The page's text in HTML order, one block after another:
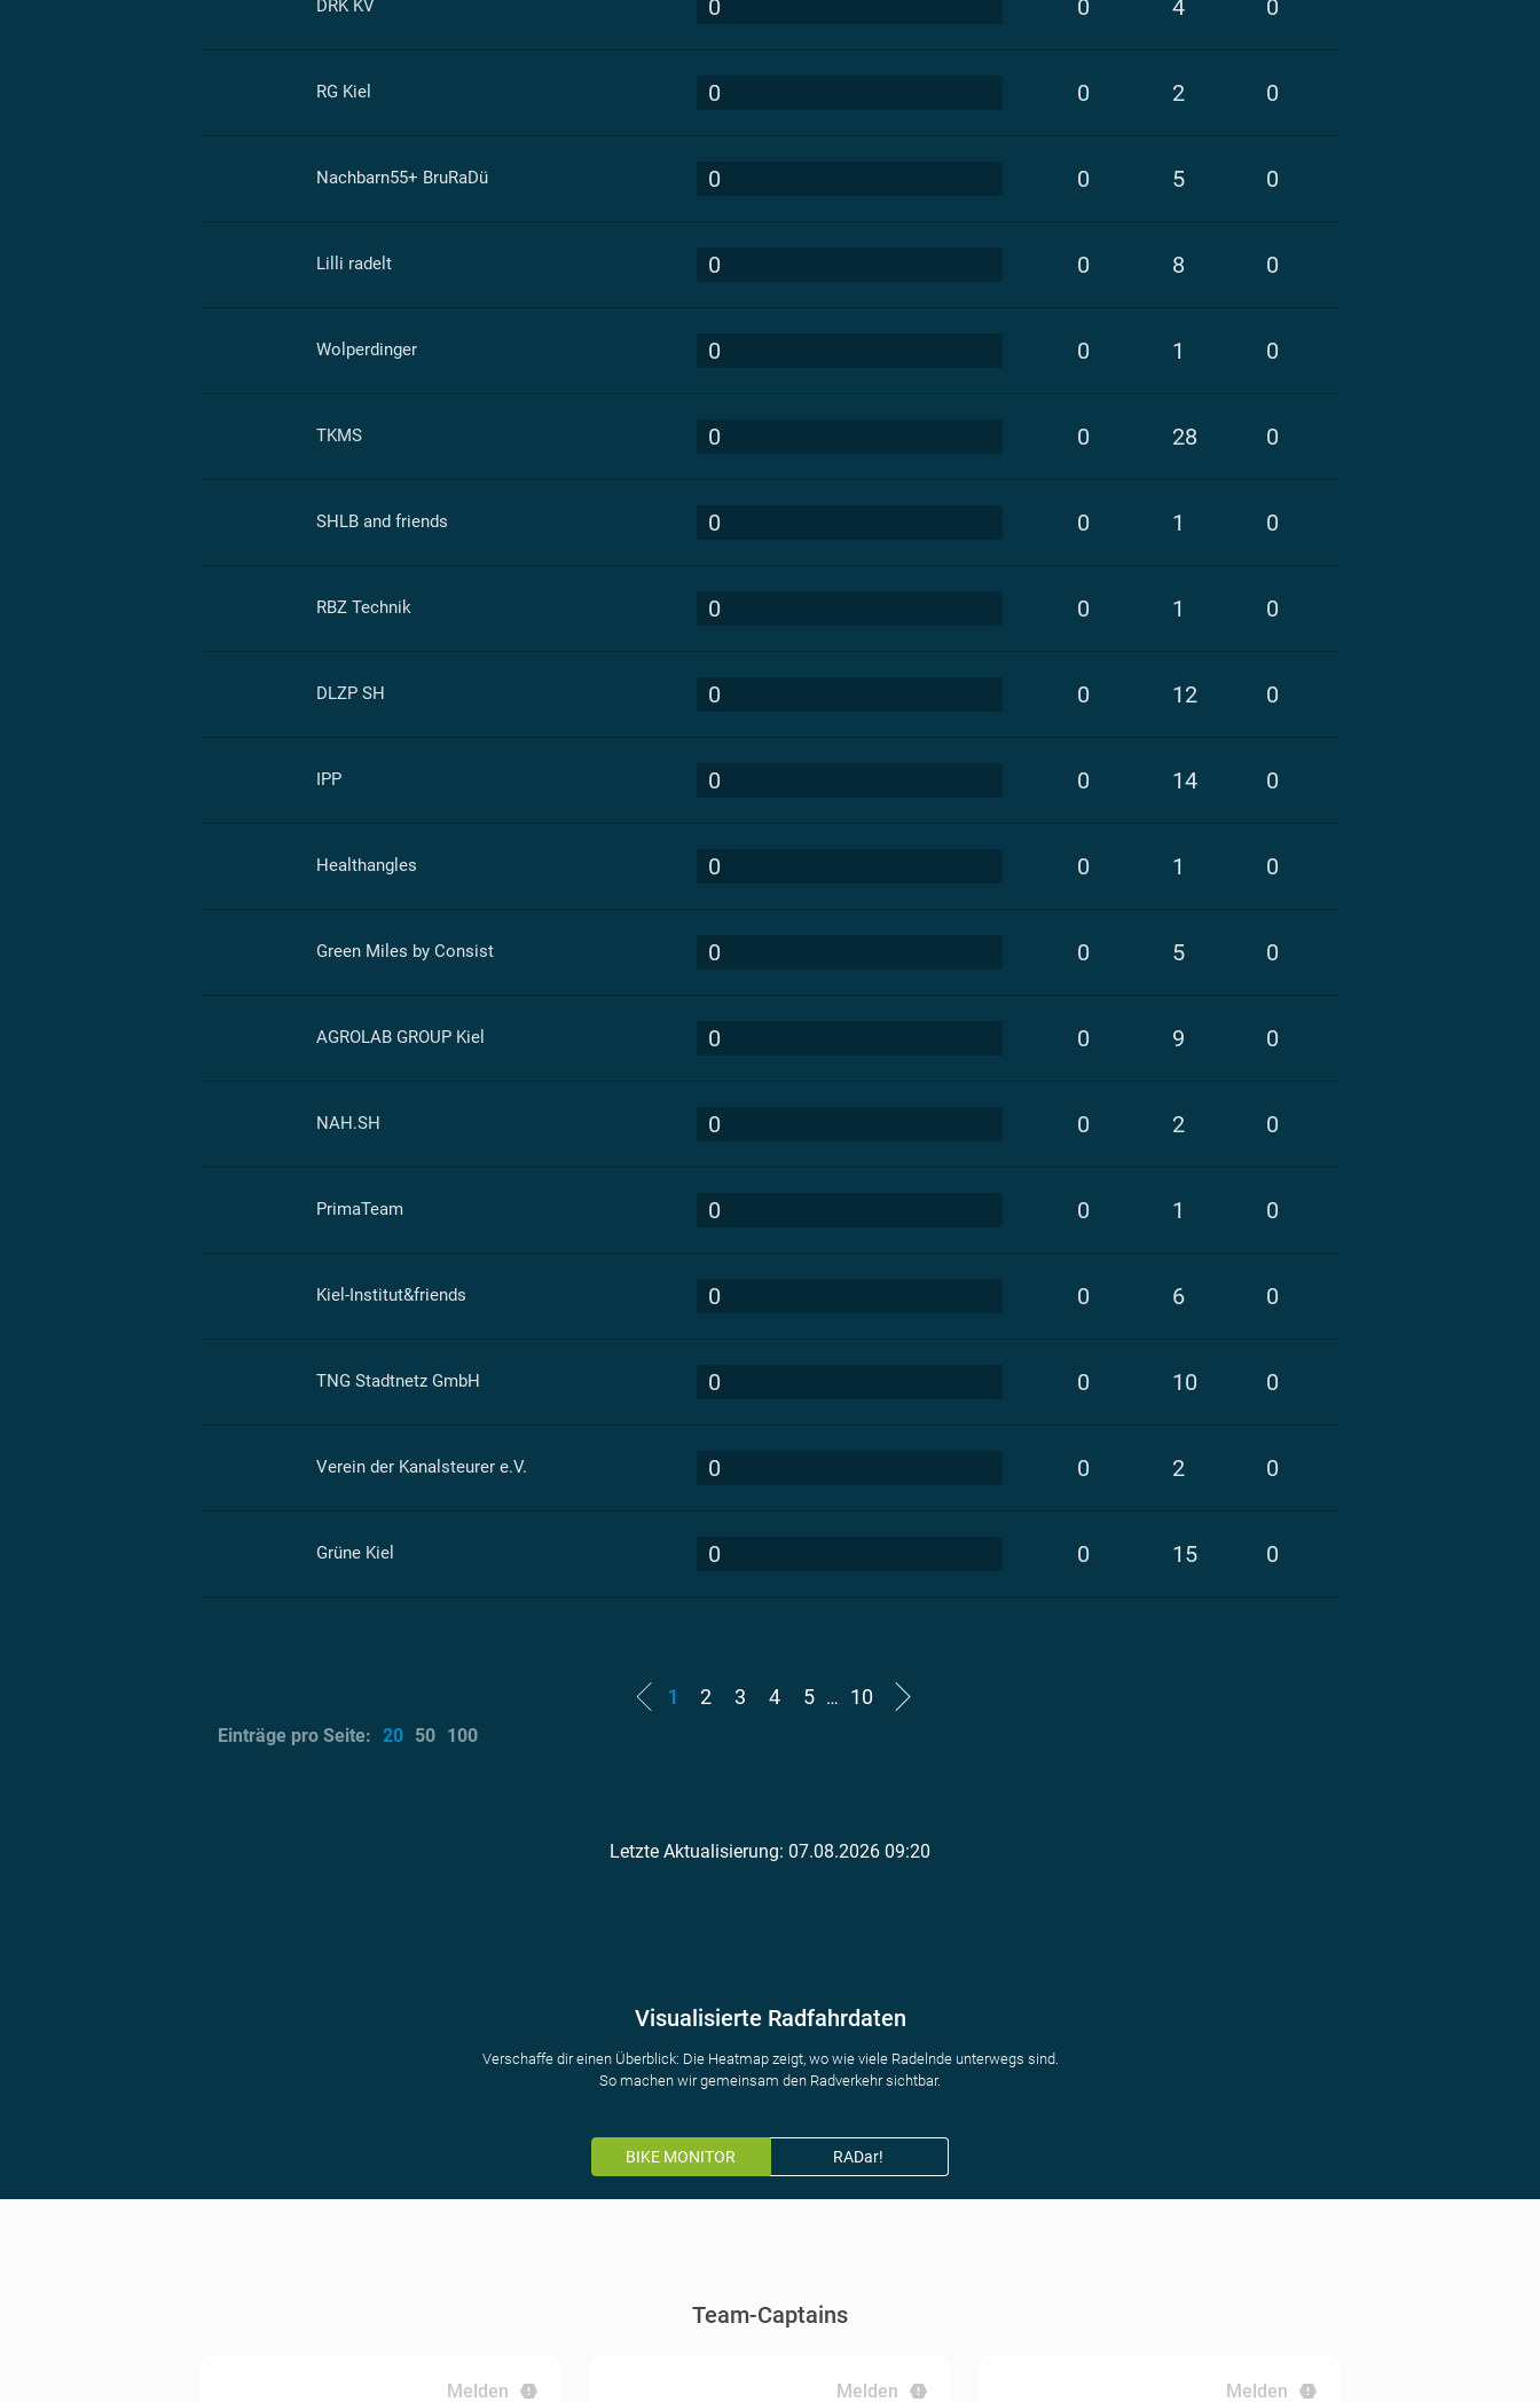
DRK KV 0 0 4 0
RG Kiel 0 0 2 0
Nachbarn55+ BruRaDü 0 0 5 0
Lilli radelt 0 0 8 0
Wolperdinger 0 0 1 0
TKMS 0 0 28 0
SHLB and friends 0 0 1 0
RBZ Technik 0 0 1 0
DLZP SH 0 0 12 0
IPP 0 0 14 0
Healthangles 0 0 1 0
Green Miles by Consist 0 0 5 0
AGROLAB GROUP Kiel 0 0 9 0
NAH.SH 0 0 2 0
PrimaTeam 0 0 1 0
Kiel-Institut&friends 0 0 6 0
TNG Stadtnetz GmbH 0 0 10 0
Verein der Kanalsteurer e.V. 0 0 2 0
Grüne Kiel 0 0 15 0
1 2 3 4 5 … 10
Letzte Aktualisierung: 07.08.2026 09:20
Einträge pro Seite: 20 50 100
Visualisierte Radfahrdaten
Verschaffe dir einen Überblick: Die Heatmap zeigt, wo wie viele Radelnde unterwegs sind.
So machen wir gemeinsam den Radverkehr sichtbar.
BIKE MONITOR RADar!
Team-Captains
Melden Melden Melden